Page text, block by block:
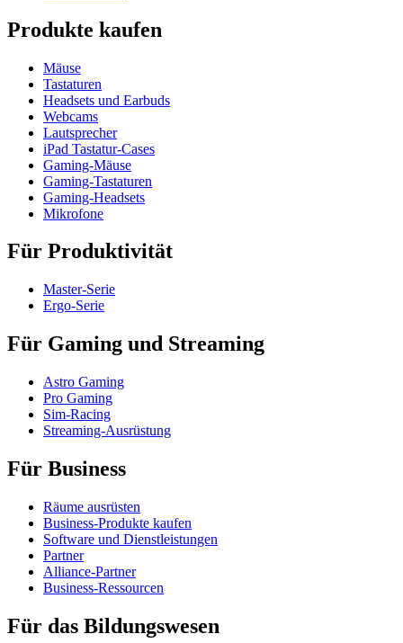
Produkte kaufen
Mäuse
Tastaturen
Headsets und Earbuds
Webcams
Lautsprecher
iPad Tastatur-Cases
Gaming-Mäuse
Gaming-Tastaturen
Gaming-Headsets
Mikrofone
Für Produktivität
Master-Serie
Ergo-Serie
Für Gaming und Streaming
Astro Gaming
Pro Gaming
Sim-Racing
Streaming-Ausrüstung
Für Business
Räume ausrüsten
Business-Produkte kaufen
Software und Dienstleistungen
Partner
Alliance-Partner
Business-Ressourcen
Für das Bildungswesen